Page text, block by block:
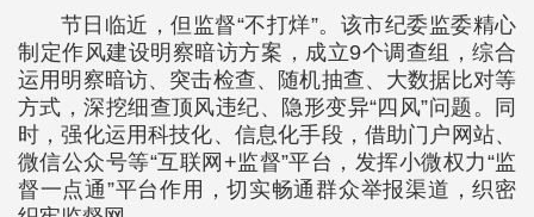
节日临近，但监督“不打烊”。该市纪委监委精心
制定作风建设明察暗访方案，成立9个调查组，综合
运用明察暗访、突击检查、随机抽查、大数据比对等
方式，深挖细查顶风违纪、隐形变异“四风”问题。同
时，强化运用科技化、信息化手段，借助门户网站、
微信公众号等“互联网+监督”平台，发挥小微权力“监
督一点通”平台作用，切实畅通群众举报渠道，织密